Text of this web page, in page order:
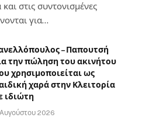
στις συντονισμένες
για…
– Παπουτσή
την πώληση του ακινήτου
χρησιμοποιείται ως
χαρά στην Κλειτορία
ιδιώτη
2026